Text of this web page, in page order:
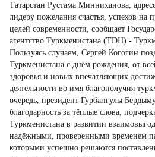
Татарстан Рустама Минниханова,
лидеру пожелания счастья, успехов на
целей современности, сообщает
агентство Туркменистана (TDH) -
Пользуясь случаем, Сергей Когогин
Туркменистана с днём рождения, от
здоровья и новых впечатляющих
деятельности во имя благополучия
очередь, президент Гурбангулы
благодарность за тёплые слова,
Туркменистана в развитии
надёжными, проверенными временем
которыми успешно решаются